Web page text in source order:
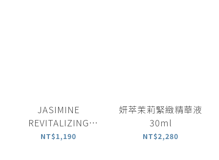
JASIMINE
REVITALIZING
FACIAL OIL
NT$1,190
妍萃茉莉緊緻精華液
30ml
NT$2,280